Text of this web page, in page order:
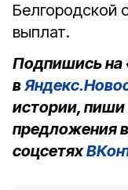
Белгородской
выплат.
Подпишись на
в
истории, пиши
предложения
соцсетях